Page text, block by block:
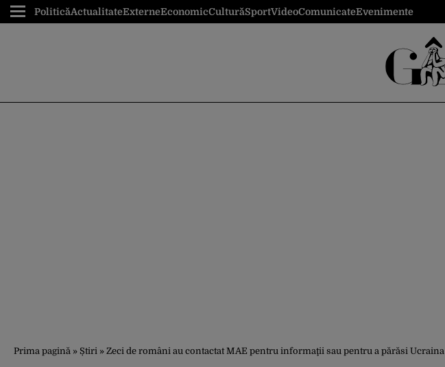
PoliticăActualitateExterneEconomicCulturăSportVideoComunicateEvenimente
Prima pagină » Știri » Zeci de români au contactat MAE pentru informaţii sau pentru a părăsi Ucraina